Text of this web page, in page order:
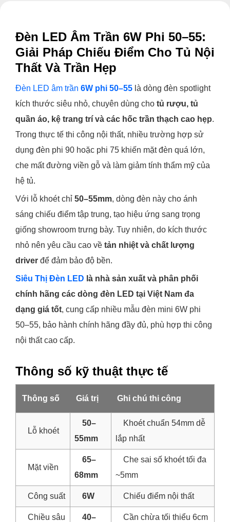
Đèn LED Âm Trần 6W Phi 50–55:
Giải Pháp Chiếu Điểm Cho Tủ Nội
Thất Và Trần Hẹp
Đèn LED âm trần 6W phi 50–55 là dòng đèn spotlight
kích thước siêu nhỏ, chuyên dùng cho tủ rượu, tủ
quần áo, kệ trang trí và các hốc trần thạch cao hẹp.
Trong thực tế thi công nội thất, nhiều trường hợp sử
dụng đèn phi 90 hoặc phi 75 khiến mặt đèn quá lớn,
che mất đường viền gỗ và làm giảm tính thẩm mỹ của
hệ tủ.
Với lỗ khoét chỉ 50–55mm, dòng đèn này cho ánh
sáng chiếu điểm tập trung, tạo hiệu ứng sang trọng
giống showroom trưng bày. Tuy nhiên, do kích thước
nhỏ nên yêu cầu cao về tản nhiệt và chất lượng
driver để đảm bảo độ bền.
Siêu Thị Đèn LED là nhà sản xuất và phân phối
chính hãng các dòng đèn LED tại Việt Nam đa
dạng giá tốt, cung cấp nhiều mẫu đèn mini 6W phi
50–55, bảo hành chính hãng đầy đủ, phù hợp thi công
nội thất cao cấp.
Thông số kỹ thuật thực tế
Thông số Giá trị Ghi chú thi công
Lỗ khoét
50–
55mm
Khoét chuẩn 54mm dễ
lắp nhất
Mặt viền
65–
68mm
Che sai số khoét tối đa
~5mm
Công suất 6W Chiếu điểm nội thất
Chiều sâu
40–
Cần chừa tối thiểu 6cm